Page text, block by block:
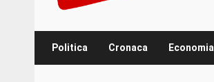
Politica Cronaca Economia